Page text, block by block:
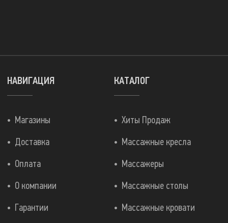
КАТАЛОГ
Хиты Продаж
Массажные кресла
Массажеры
Массажные столы
Массажные кровати
НАВИГАЦИЯ
Магазины
Доставка
Оплата
О компании
Гарантии